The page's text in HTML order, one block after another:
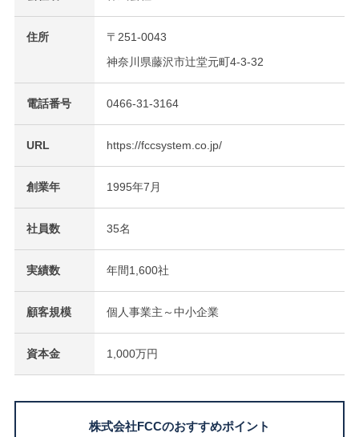
住所
〒251-0043
神奈川県藤沢市辻堂元町4-3-32
電話番号 0466-31-3164
URL https://fccsystem.co.jp/
創業年 1995年7月
社員数 35名
実績数 年間1,600社
顧客規模 個人事業主～中小企業
資本金 1,000万円
株式会社FCCのおすすめポイント